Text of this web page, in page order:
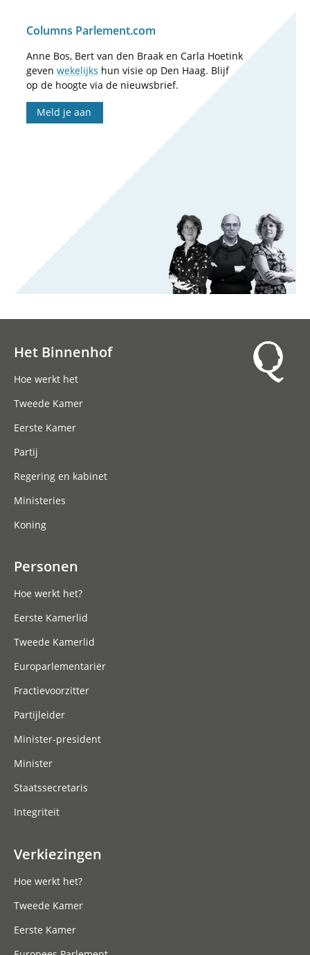
Columns Parlement.com
Anne Bos, Bert van den Braak en Carla Hoetink
geven wekelijks hun visie op Den Haag. Blijf
op de hoogte via de nieuwsbrief.
Meld je aan
Het Binnenhof
Hoe werkt het
Tweede Kamer
Eerste Kamer
Partij
Regering en kabinet
Ministeries
Koning
Personen
Hoe werkt het?
Eerste Kamerlid
Tweede Kamerlid
Europarlementariër
Fractievoorzitter
Partijleider
Minister-president
Minister
Staatssecretaris
Integriteit
Verkiezingen
Hoe werkt het?
Tweede Kamer
Eerste Kamer